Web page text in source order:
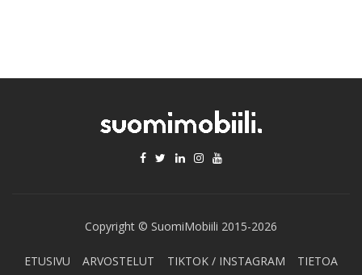
Copyright © SuomiMobiili 2015-2026
ETUSIVU ARVOSTELUT TIKTOK / INSTAGRAM TIETOA